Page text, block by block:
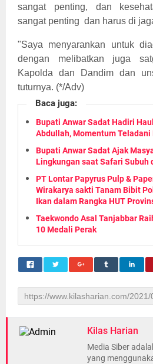
sangat penting, dan
sangat penting dan harus di
"Saya menyarankan untuk
dengan melibatkan juga
Kapolda dan Dandim dan
tuturnya. (*/Adv)
Baca juga:
Bupati Anwar Sadat Hadiri
Abdullah, Momentum Teladani
Bupati Anwar Sadat Ajak
Lingkungan saat Safari Subuh
PT Lontar Papyrus Pulp &
Wirakarya sakti Tanam Bibit
Ikan dalam Rangka HUT
Taekwondo Asal Tanjabbar
10 Medali Perak
Kilas Harian
Media Siber
yang